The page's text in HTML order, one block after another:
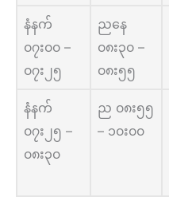
နံနက်
၀၇း၀၀ –
၀၇း၂၅
ညနေ
၀၈း၃၀ –
၀၈း၅၅
နံနက်
၀၇း၂၅ –
၀၈း၃၀
ည ၀၈း၅၅
– ၁၀း၀၀